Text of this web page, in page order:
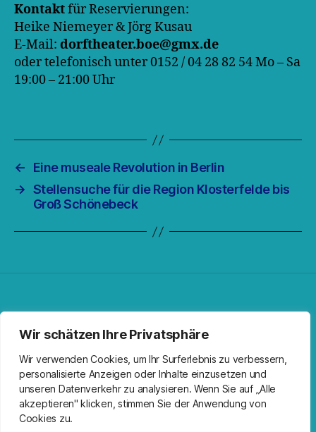
Wir schätzen Ihre Privatsphäre
Wir verwenden Cookies, um Ihr Surferlebnis zu verbessern,
personalisierte Anzeigen oder Inhalte einzusetzen und
unseren Datenverkehr zu analysieren. Wenn Sie auf „Alle
akzeptieren" klicken, stimmen Sie der Anwendung von
Cookies zu.
Kontaktfür Reservierungen:
Heike Niemeyer & Jörg Kusau
E-Mail: dorftheater.boe@gmx.de
oder telefonisch unter 0152 / 04 28 82 54 Mo – Sa
19:00 – 21:00 Uhr
←
Eine museale Revolution in Berlin
→ Stellensuche für die Region Klosterfelde bis
Groß Schönebeck
Facebook
Spotify
RSS-FeedInstagram